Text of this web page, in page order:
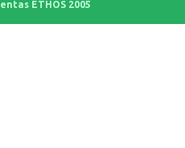
ETHOS 2005